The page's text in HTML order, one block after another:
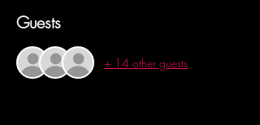
Guests
+ 14 other guests